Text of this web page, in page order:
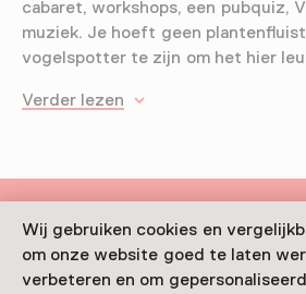
Wij gebruiken cookies en
om onze website goed te laten
verbeteren en om
cabaret, workshops, een pubquiz,
muziek. Je hoeft geen
vogelspotter te zijn om het hier
Verder lezen
Deze activiteit is afgelopen.
meer aan deelnemen.